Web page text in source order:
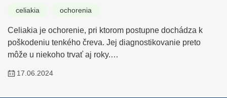
celiakia ochorenia
Celiakia je ochorenie, pri ktorom postupne dochádza k
poškodeniu tenkého čreva. Jej diagnostikovanie preto
môže u niekoho trvať aj roky.…
17.06.2024